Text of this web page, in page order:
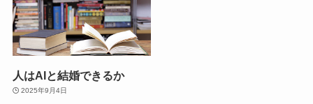
人はAIと結婚できるか
2025年9月4日